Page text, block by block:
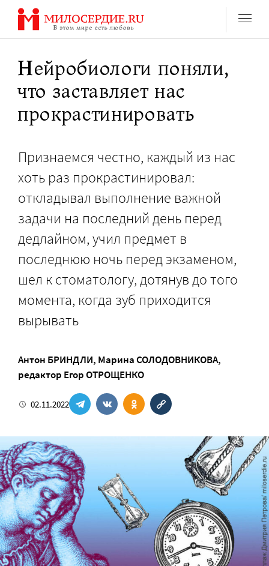
Перейти
содержанию
Нейробиологи поняли,
что заставляет нас
прокрастинировать
Признаемся честно, каждый из нас
хоть раз прокрастинировал:
откладывал выполнение важной
задачи на последний день перед
дедлайном, учил предмет в
последнюю ночь перед экзаменом,
шел к стоматологу, дотянув до того
момента, когда зуб приходится
вырывать
Антон БРИНДЛИ, Марина СОЛОДОВНИКОВА,
редактор Егор ОТРОЩЕНКО
02.11.2022